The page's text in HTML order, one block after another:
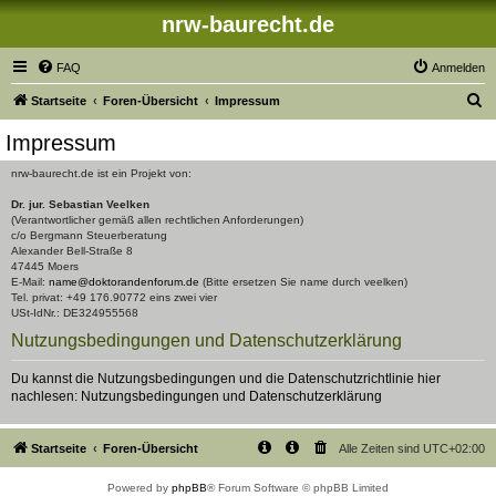
nrw-baurecht.de
FAQ Anmelden
Startseite Foren-Übersicht Impressum
Impressum
nrw-baurecht.de ist ein Projekt von:
Dr. jur. Sebastian Veelken
(Verantwortlicher gemäß allen rechtlichen Anforderungen)
c/o Bergmann Steuerberatung
Alexander Bell-Straße 8
47445 Moers
E-Mail: name@doktorandenforum.de (Bitte ersetzen Sie name durch veelken)
Tel. privat: +49 176.90772 eins zwei vier
USt-IdNr.: DE324955568
Nutzungsbedingungen und Datenschutzerklärung
Du kannst die Nutzungsbedingungen und die Datenschutzrichtlinie hier
nachlesen: Nutzungsbedingungen und Datenschutzerklärung
Startseite Foren-Übersicht Alle Zeiten sind UTC+02:00
Powered by phpBB® Forum Software © phpBB Limited